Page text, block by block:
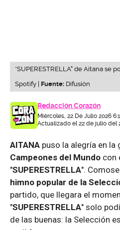
“SUPERESTRELLA" de Aitana se
Spotify | Fuente: Difusión
Redacción Corazón
Miércoles, 22 De Julio 2026
Actualizado el 22 de julio del
AITANA puso la alegría en la
Campeones del Mundo con
"SUPERESTRELLA".
himno popular de la
partido, que llegara el
"SUPERESTRELLA" solo
de las buenas: la Selección